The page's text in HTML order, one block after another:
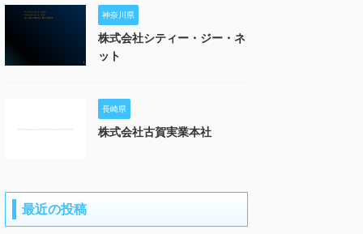
神奈川県
株式会社シティー・ジー・ネ
ット
長崎県
株式会社古賀実業本社
最近の投稿